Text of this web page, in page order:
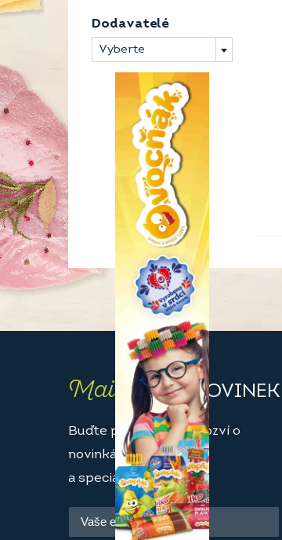
Dodavatelé
Vyberte
MailyPLNÉ NOVINEK
Buďte první, kdo se dozví o
novinkách
a speciálních akcích.